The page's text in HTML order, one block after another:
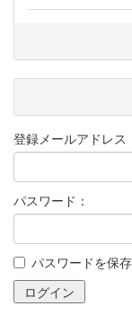
登録メールアドレス
パスワード：
パスワードを保